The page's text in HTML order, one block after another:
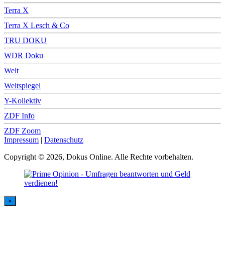
Terra X
Terra X Lesch & Co
TRU DOKU
WDR Doku
Welt
Weltspiegel
Y-Kollektiv
ZDF Info
ZDF Zoom
Impressum | Datenschutz
Copyright © 2026, Dokus Online. Alle Rechte vorbehalten.
×